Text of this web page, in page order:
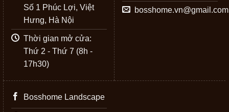
Số 1 Phúc Lợi, Việt
Hưng, Hà Nội
Thời gian mở cửa:
Thứ 2 - Thứ 7 (8h -
17h30)
bosshome.vn@gmail.com
Bosshome Landscape